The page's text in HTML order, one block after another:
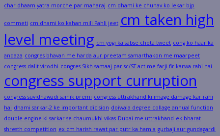
char dhaam yatra morche par maharaj cm dhami ke chunav ko lekar bjp
commeti cm dhami ko kahan mili Pahli jeet cm taken high
level meeting cm yogi ka sabse chota tweet cong ko haar ka
andaza congres bhavan me harda aur preetam samarthakon me maarpeet
congress dalit virodhi congres Sikh samaaj par sc/ST act me farji fir karwa rahi hai
congress support curruption
congress suvidhawadi sainik premi congress uttrakhand ki image damage kar rahi
hai dhami sarkar-2 ke important dicision doiwala degree collage annual function
double engine ki sarkar se chaumukhi vikas Dubai me uttrakhand ek bharat
shresth competition ex cm harish rawat par putr ka hamla gurbaji aur gundagardi